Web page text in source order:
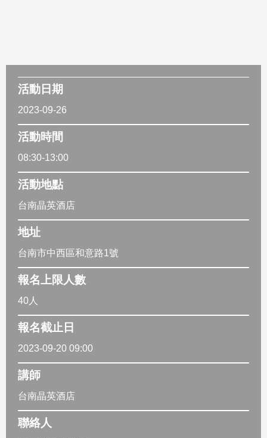
活動日期
2023-09-26
活動時間
08:30-13:00
活動地點
台南晶英酒店
地址
台南市中西區和意路1號
報名上限人數
40人
報名截止日
2023-09-20 09:00
講師
台南晶英酒店
聯絡人